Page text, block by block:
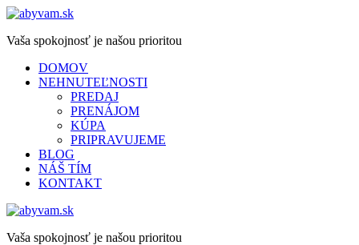
Vaša spokojnosť je našou prioritou
DOMOV
NEHNUTEĽNOSTI
PREDAJ
PRENÁJOM
KÚPA
PRIPRAVUJEME
BLOG
NÁŠ TÍM
KONTAKT
Vaša spokojnosť je našou prioritou